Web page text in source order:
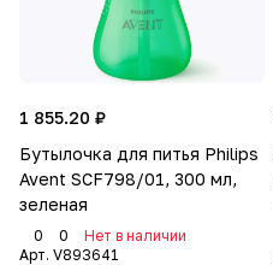
1 855.20 ₽
Бутылочка для питья Philips
Avent SCF798/01, 300 мл,
зеленая
0 0
Нет в наличии
Арт. V893641